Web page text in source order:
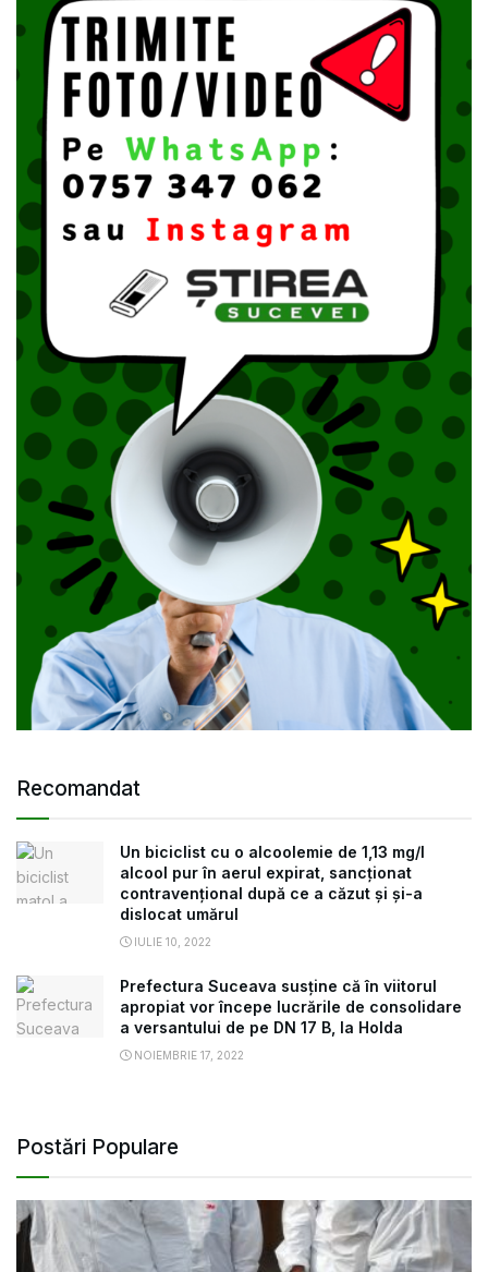
Recomandat
Un biciclist cu o alcoolemie de 1,13 mg/l
alcool pur în aerul expirat, sancționat
contravențional după ce a căzut și și-a
dislocat umărul
IULIE 10, 2022
Prefectura Suceava susține că în viitorul
apropiat vor începe lucrările de consolidare
a versantului de pe DN 17 B, la Holda
NOIEMBRIE 17, 2022
Postări Populare